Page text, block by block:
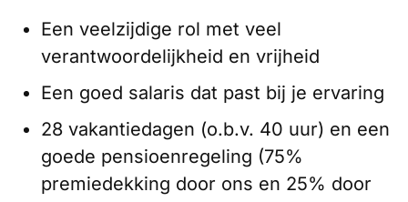
Een veelzijdige rol met veel
verantwoordelijkheid en vrijheid
Een goed salaris dat past bij je ervaring
28 vakantiedagen (o.b.v. 40 uur) en een
goede pensioenregeling (75%
premiedekking door ons en 25% door